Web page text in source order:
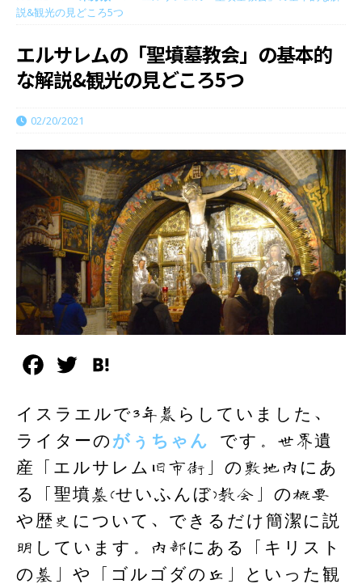
説&観光の見どころ5つ
エルサレムの「聖墳墓教会」の基本的
な解説&観光の見どころ5つ
02/20/2021
c
b
o
o
k
i
t
t
e
r
t
e
n
a
イスラエルで3年暮らしていました、
ライターの がぅちゃん
です。世界遺
産「エルサレム旧市街」の敷地内にあ
る「聖墳墓(せいふんぼ)教会」の概要
や歴史について、できるだけ簡潔に説
明しています。内部にある「キリスト
の墓」や「ゴルゴダの丘」といった観